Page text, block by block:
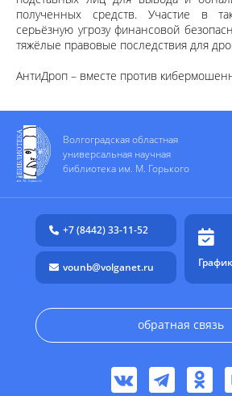
полученных средств. Участие в
серьёзную угрозу финансовой
тяжёлые правовые последствия для
АнтиДроп – вместе против
Волгоградская областная
универсальная научная
библиотека им. М. Горького
+7 (8442) 33-11-52
vounb@volganet.ru
обратная связь